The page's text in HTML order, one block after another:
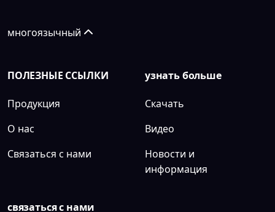
многоязычный
ПОЛЕЗНЫЕ ССЫЛКИ
Продукция
О нас
Связаться с нами
узнать больше
Скачать
Видео
Новости и
информация
связаться с нами